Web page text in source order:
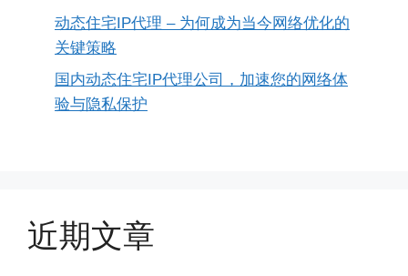
动态住宅IP代理 – 为何成为当今网络优化的
关键策略
国内动态住宅IP代理公司，加速您的网络体
验与隐私保护
近期文章